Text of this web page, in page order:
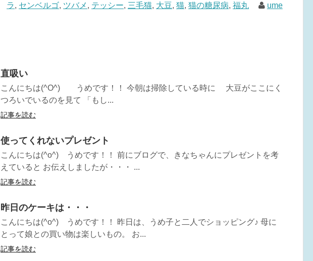
ラ, センベルゴ, ツバメ , テッシー, 三毛猫, 大豆,猫,猫の糖尿病,福丸 ume
直吸い
こんにちは(^O^) うめです！！ 今朝は掃除している時に 大豆がここにく
つろいでいるのを見て 「もし...
記事を読む
使ってくれないプレゼント
こんにちは(^o^) うめです！！ 前にブログで、きなちゃんにプレゼントを考
えていると お伝えしましたが・・・ ...
記事を読む
昨日のケーキは・・・
こんにちは(^o^) うめです！！ 昨日は、うめ子と二人でショッピング♪ 母に
とって娘との買い物は楽しいもの。 お...
記事を読む